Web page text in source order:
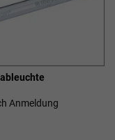
Anmeldung